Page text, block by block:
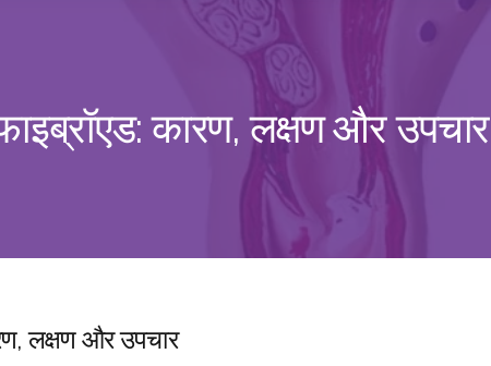
कारण, लक्षण और उपचार
लक्षण और उपचार